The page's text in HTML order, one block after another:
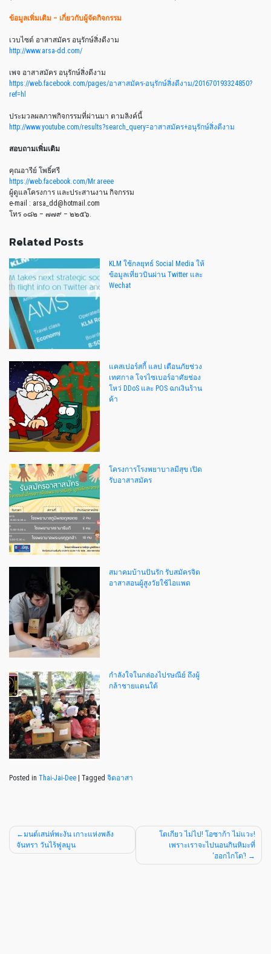
ข้อมูลเพิ่มเติม – เกี่ยวกับผู้จัดกิจกรรม
เวบไซต์ อาสาสมัคร อนุรักษ์สิ่งดีงาม
http://www.arsa-dd.com/
เพจ อาสาสมัคร อนุรักษ์สิ่งดีงาม
https://web.facebook.com/pages/อาสาสมัคร-อนุรักษ์สิ่งดีงาม/201670193324850?
ref=hl
ประมวลผลภาพกิจกรรมที่ผ่านมา ตามลิงค์นี้
http://www.youtube.com/results?search_query=อาสาสมัคร+อนุรักษ์สิ่งดีงาม
สอบถามเพิ่มเติม
คุณอารีย์ โพธิ์ศรี
https://web.facebook.com/Mr.areee
ผู้ดูแลโครงการ และประสานงาน กิจกรรม
e-mail : arsa_dd@hotmail.com
โทร ๐๘๒ – ๗๗๙ – ๒๒๕๖.
Related Posts
KLM ใช้กลยุทธ์ Social Media ให้
ข้อมูลเที่ยวบินผ่าน Twitter และ
Wechat
แคสเปอร์สกี้ แลป เตือนภัยช่วง
เทศกาล โจรไซเบอร์อาศัยช่อง
โหว่ DDoS และ POS ฉกเงินร้าน
ค้า
โครงการโรงพยาบาลมีสุข เปิด
รับอาสาสมัคร
สมาคมบ้านปันรัก รับสมัครจิต
อาสาสอนผู้สูงวัยใช้ไอแพด
กำลังใจในกล่องไปรษณีย์ ถึงผู้
กล้าชายแดนใต้
Posted in Thai-Jai-Dee Tagged จิตอาสา
มนต์เสน่ห์พะงัน เกาะแห่งพลัง
จันทรา วันไร้ฟูลมูน
โตเกียว ไม่ไป! โอซาก้า ไม่แวะ!
เพราะเราจะไปนอนกินหิมะที่
‘ฮอกไกโด’!